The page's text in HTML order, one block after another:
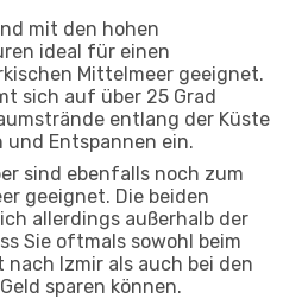
mit den hohen
ideal für einen
Mittelmeer geeignet.
sich auf über 25 Grad
entlang der Küste
und Entspannen ein.
sind ebenfalls noch zum
geeignet. Die beiden
allerdings außerhalb der
Sie oftmals sowohl beim
Izmir als auch bei den
sparen können.